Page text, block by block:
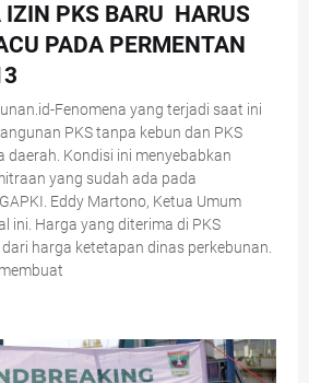
PKS BARU HARUS
PADA PERMENTAN
Fenomena yang terjadi saat ini
PKS tanpa kebun dan PKS
daerah. Kondisi ini menyebabkan
yang sudah ada pada
Eddy Martono, Ketua Umum
ini. Harga yang diterima di PKS
harga ketetapan dinas perkebunan.